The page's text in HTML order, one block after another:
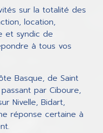
sur la totalité des
location,
et syndic de
à tous vos
Basque, de Saint
par Ciboure,
Nivelle, Bidart,
réponse certaine à